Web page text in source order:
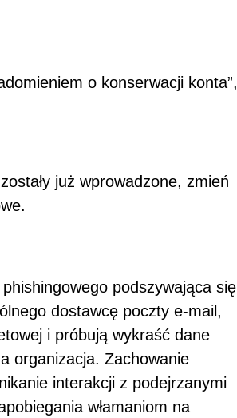
o konserwacji konta”,
już wprowadzone, zmień
podszywająca się
dostawcę poczty e-mail,
i próbują wykraść dane
organizacja. Zachowanie
interakcji z podejrzanymi
włamaniom na